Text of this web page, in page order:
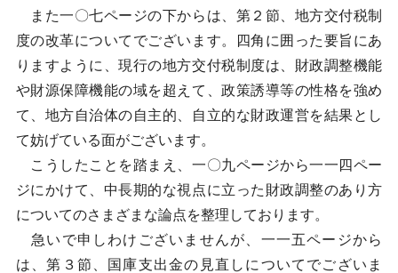
また一〇七ページの下からは、第２節、地方交付税制
度の改革についてでございます。四角に囲った要旨にあ
りますように、現行の地方交付税制度は、財政調整機能
や財源保障機能の域を超えて、政策誘導等の性格を強め
て、地方自治体の自主的、自立的な財政運営を結果とし
て妨げている面がございます。
こうしたことを踏まえ、一〇九ページから一一四ペー
ジにかけて、中長期的な視点に立った財政調整のあり方
についてのさまざまな論点を整理しております。
急いで申しわけございませんが、一一五ページから
は、第３節、国庫支出金の見直しについてでございま